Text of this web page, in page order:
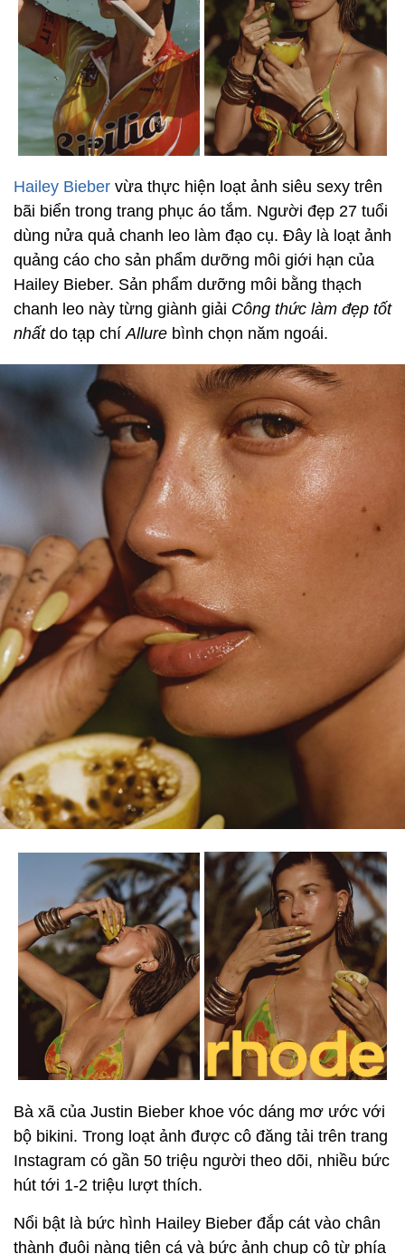
Hailey Bieber vừa thực hiện loạt ảnh siêu sexy trên
bãi biển trong trang phục áo tắm. Người đẹp 27 tuổi
dùng nửa quả chanh leo làm đạo cụ. Đây là loạt ảnh
quảng cáo cho sản phẩm dưỡng môi giới hạn của
Hailey Bieber. Sản phẩm dưỡng môi bằng thạch
chanh leo này từng giành giải Công thức làm đẹp tốt
nhất do tạp chíAllure bình chọn năm ngoái.
Bà xã của Justin Bieber khoe vóc dáng mơ ước với
bộ bikini. Trong loạt ảnh được cô đăng tải trên trang
Instagram có gần 50 triệu người theo dõi, nhiều bức
hút tới 1-2 triệu lượt thích.
Nổi bật là bức hình Hailey Bieber đắp cát vào chân
thành đuôi nàng tiên cá và bức ảnh chụp cô từ phía